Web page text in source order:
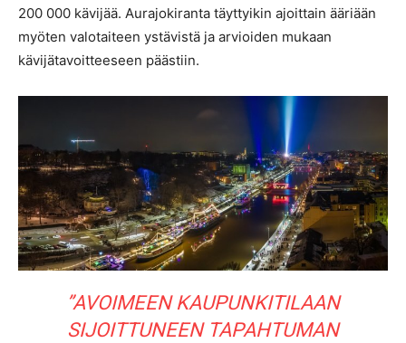
200 000 kävijää. Aurajokiranta täyttyikin ajoittain ääriään
myöten valotaiteen ystävistä ja arvioiden mukaan
kävijätavoitteeseen päästiin.
”AVOIMEEN KAUPUNKITILAAN
SIJOITTUNEEN TAPAHTUMAN